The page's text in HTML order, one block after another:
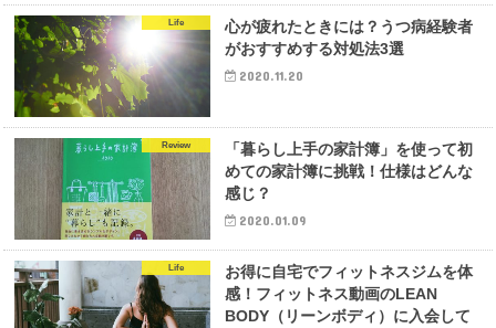
Life
心が疲れたときには？うつ病経験者
がおすすめする対処法3選
2020.11.20
Review
「暮らし上手の家計簿」を使って初
めての家計簿に挑戦！仕様はどんな
感じ？
2020.01.09
Life
お得に自宅でフィットネスジムを体
感！フィットネス動画のLEAN
BODY（リーンボディ）に入会して